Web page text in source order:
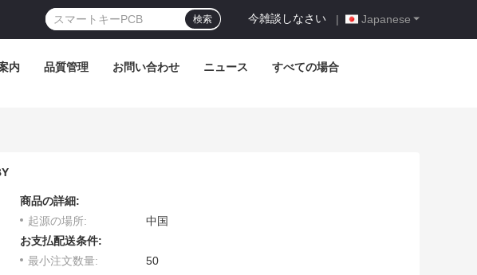
Japanese
今雑談しなさい |
検索
内 品質管理 お問い合わせ ニュース すべての場合
商品の詳細:
起源の場所:
中国
お支払配送条件:
最小注文数量:
50